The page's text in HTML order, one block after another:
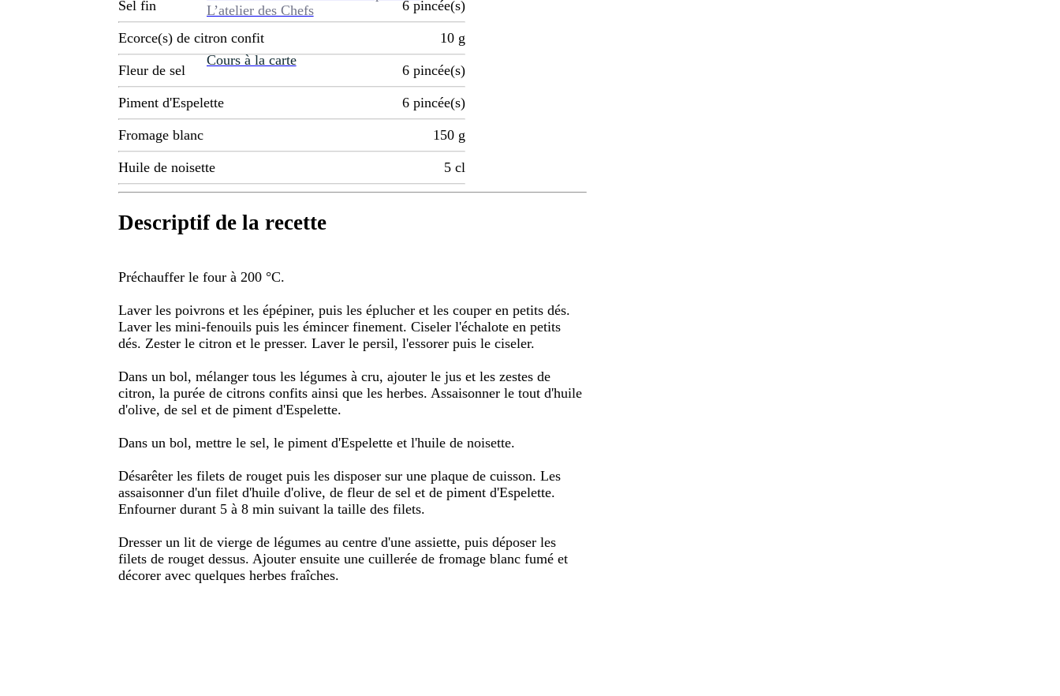
L’atelier des Chefs
Cours à la carte
Sel fin 6 pincée(s)
Ecorce(s) de citron confit 10 g
Fleur de sel 6 pincée(s)
Piment d'Espelette 6 pincée(s)
Fromage blanc 150 g
Huile de noisette 5 cl
Descriptif de la recette
Préchauffer le four à 200 °C.
Laver les poivrons et les épépiner, puis les éplucher et les couper en petits dés.
Laver les mini-fenouils puis les émincer finement. Ciseler l'échalote en petits
dés. Zester le citron et le presser. Laver le persil, l'essorer puis le ciseler.
Dans un bol, mélanger tous les légumes à cru, ajouter le jus et les zestes de
citron, la purée de citrons confits ainsi que les herbes. Assaisonner le tout d'huile
d'olive, de sel et de piment d'Espelette.
Dans un bol, mettre le sel, le piment d'Espelette et l'huile de noisette.
Désarêter les filets de rouget puis les disposer sur une plaque de cuisson. Les
assaisonner d'un filet d'huile d'olive, de fleur de sel et de piment d'Espelette.
Enfourner durant 5 à 8 min suivant la taille des filets.
Dresser un lit de vierge de légumes au centre d'une assiette, puis déposer les
filets de rouget dessus. Ajouter ensuite une cuillerée de fromage blanc fumé et
décorer avec quelques herbes fraîches.